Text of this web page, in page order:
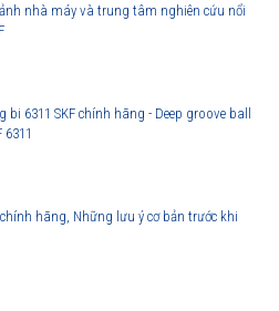
phân phối chính hãng
- SKF Authorized Distributor
nhà máy và trung tâm nghiên cứu nổi
bi 6311 SKF chính hãng - Deep groove ball
6311
hãng, Những lưu ý cơ bản trước khi